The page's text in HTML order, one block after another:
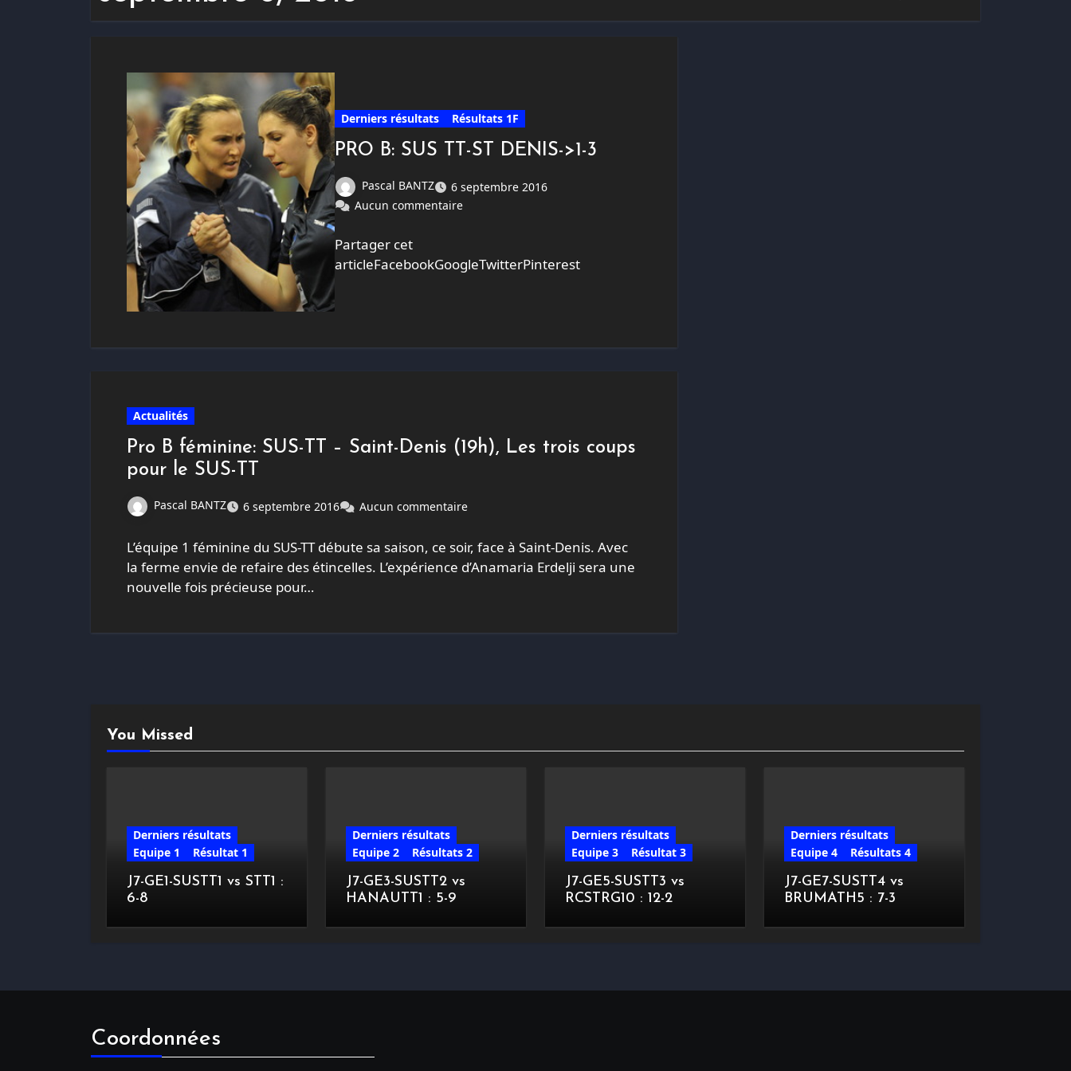
Derniers résultats Résultats 1F
PRO B: SUS TT-ST DENIS->1-3
Pascal BANTZ
6 septembre 2016
Aucun commentaire
Partager cet
articleFacebookGoogleTwitterPinterest
Actualités
Pro B féminine: SUS-TT – Saint-Denis (19h), Les trois coups
pour le SUS-TT
Pascal BANTZ 6 septembre 2016 Aucun commentaire
L’équipe 1 féminine du SUS-TT débute sa saison, ce soir, face à Saint-Denis. Avec
la ferme envie de refaire des étincelles. L’expérience d’Anamaria Erdelji sera une
nouvelle fois précieuse pour…
You Missed
Derniers résultats
Equipe 1
Résultat 1
J7-GE1-SUSTT1 vs STT1 :
6-8
Derniers résultats
Equipe 2
Résultats 2
J7-GE3-SUSTT2 vs
HANAUTT1 : 5-9
Derniers résultats
Equipe 3
Résultat 3
J7-GE5-SUSTT3 vs
RCSTRG10 : 12-2
Derniers résultats
Equipe 4
Résultats 4
J7-GE7-SUSTT4 vs
BRUMATH5 : 7-3
Coordonnées